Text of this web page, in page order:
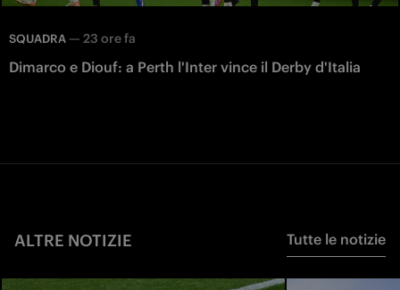
SQUADRA — 23 ore fa
Dimarco e Diouf: a Perth l'Inter vince il Derby d'Italia
ALTRE NOTIZIE Tutte le notizie